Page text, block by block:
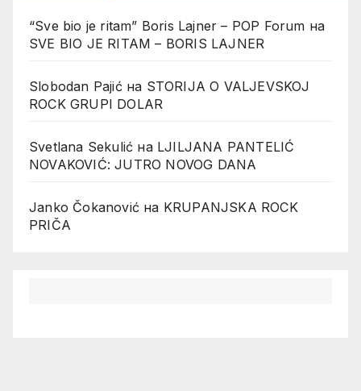
“Sve bio je ritam” Boris Lajner – POP Forum на
SVE BIO JE RITAM – BORIS LAJNER
Slobodan Pajićна STORIJA O VALJEVSKOJ
ROCK GRUPI DOLAR
Svetlana Sekulić на LJILJANA PANTELIĆ
NOVAKOVIĆ: JUTRO NOVOG DANA
Janko Čokanović на KRUPANJSKA ROCK
PRIČA